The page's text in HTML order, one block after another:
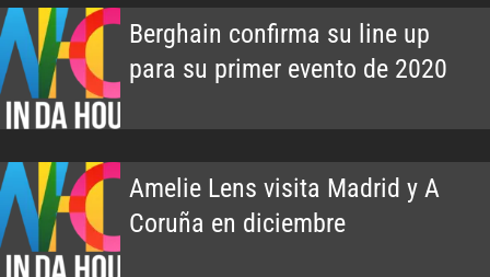
Berghain confirma su line up
para su primer evento de 2020
Amelie Lens visita Madrid y A
Coruña en diciembre